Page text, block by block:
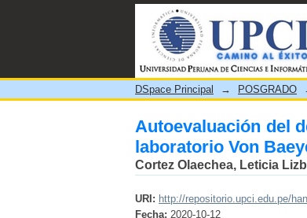
Autoevaluación del
EIRL, 2019
DSpace Principal → POSGRADO
Autoevaluación del
laboratorio Von
Cortez Olaechea, Leticia
URI: http://repositorio.upci.edu.pe/
Fecha: 2020-10-12